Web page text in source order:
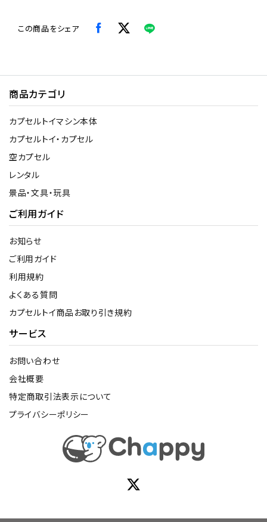
この商品をシェア
商品カテゴリ
カプセルトイマシン本体
カプセルトイ・カプセル
空カプセル
レンタル
景品・文具・玩具
ご利用ガイド
お知らせ
ご利用ガイド
利用規約
よくある質問
カプセルトイ商品お取り引き規約
サービス
お問い合わせ
会社概要
特定商取引法表示について
プライバシーポリシー